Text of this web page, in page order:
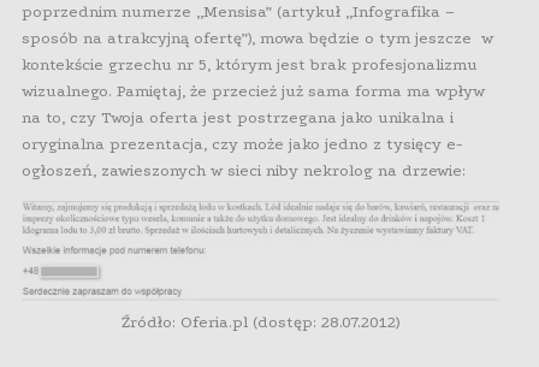
poprzednim numerze „Mensisa” (artykuł „Infografika –
sposób na atrakcyjną ofertę”), mowa będzie o tym jeszcze w
kontekście grzechu nr 5, którym jest brak profesjonalizmu
wizualnego. Pamiętaj, że przecież już sama forma ma wpływ
na to, czy Twoja oferta jest postrzegana jako unikalna i
oryginalna prezentacja, czy może jako jedno z tysięcy e-
ogłoszeń, zawieszonych w sieci niby nekrolog na drzewie:
Źródło: Oferia.pl (dostęp: 28.07.2012)